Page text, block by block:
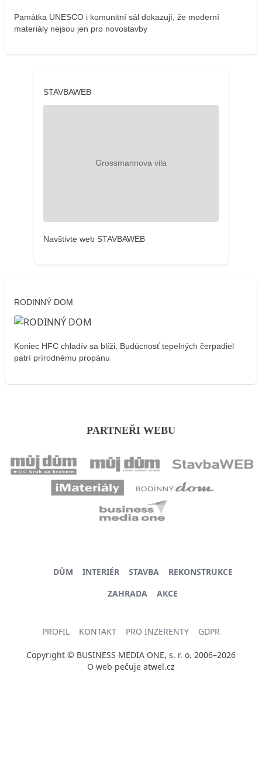
Památka UNESCO i komunitní sál dokazují, že moderní
materiály nejsou jen pro novostavby
STAVBAWEB
Navštivte web STAVBAWEB
RODINNÝ DOM
Koniec HFC chladív sa blíži. Budúcnosť tepelných čerpadiel
patrí prírodnému propánu
PARTNEŘI WEBU
DŮM INTERIÉR STAVBA
REKONSTRUKCE
ZAHRADA
AKCE
PROFIL KONTAKT PRO INZERENTY GDPR
Copyright © BUSINESS MEDIA ONE, s. r. o. 2006–2026